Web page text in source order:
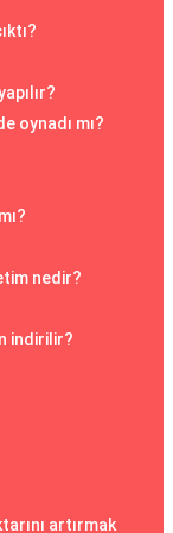
oynadı mı?
nedir?
indirilir?
artırmak